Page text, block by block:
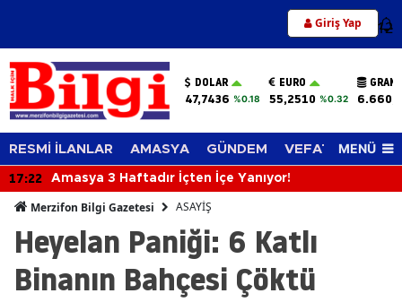
Giriş Yap 12
DOLAR
47,7436 %0.18
EURO
55,2510 %0.32
RESMİ İLANLAR AMASYA GÜNDEM VEFAT EDENLER
MENÜ
17:22 Amasya 3 Haftadır İçten İçe Yanıyor!
Merzifon Bilgi Gazetesi ASAYİŞ
Heyelan Paniği: 6 Katlı
Binanın Bahçesi Çöktü